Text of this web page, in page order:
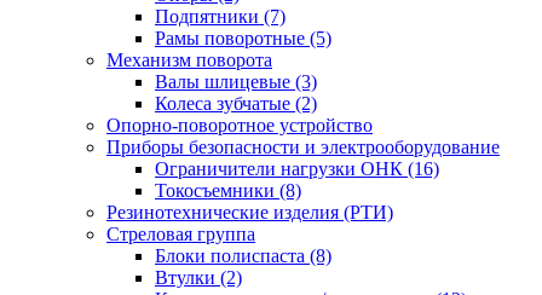
Подпятники (7)
Рамы поворотные (5)
Механизм поворота
Валы шлицевые (3)
Колеса зубчатые (2)
Опорно-поворотное устройство
Приборы безопасности и электрооборудование
Ограничители нагрузки ОНК (16)
Токосъемники (8)
Резинотехнические изделия (РТИ)
Стреловая группа
Блоки полиспаста (8)
Втулки (2)